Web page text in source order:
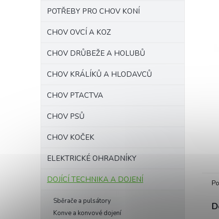
POTŘEBY PRO CHOV KONÍ
CHOV OVCÍ A KOZ
CHOV DRŮBEŽE A HOLUBŮ
CHOV KRÁLÍKŮ A HLODAVCŮ
CHOV PTACTVA
CHOV PSŮ
CHOV KOČEK
ELEKTRICKÉ OHRADNÍKY
DOJÍCÍ TECHNIKA A DOJENÍ
Sběrače a pulsátory
Konve a konvové dojení